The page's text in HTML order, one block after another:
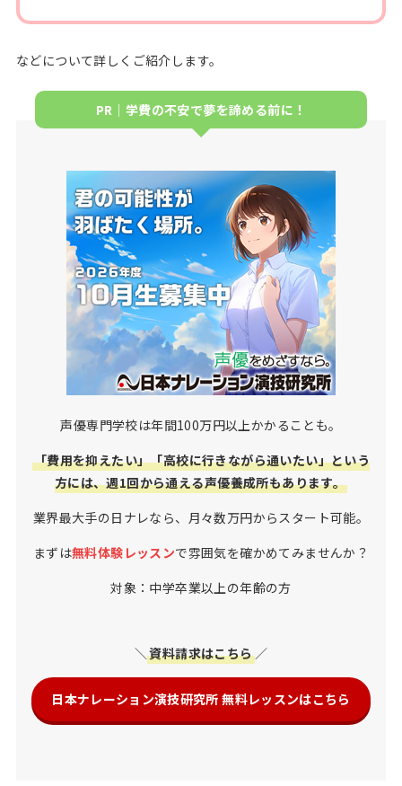
などについて詳しくご紹介します。
PR｜学費の不安で夢を諦める前に！
声優専門学校は年間100万円以上かかることも。
「費用を抑えたい」「高校に行きながら通いたい」という
方には、週1回から通える声優養成所もあります。
業界最大手の日ナレなら、月々数万円からスタート可能。
まずは無料体験レッスンで雰囲気を確かめてみませんか？
対象：中学卒業以上の年齢の方
＼資料請求はこちら／
日本ナレーション演技研究所 無料レッスンはこちら